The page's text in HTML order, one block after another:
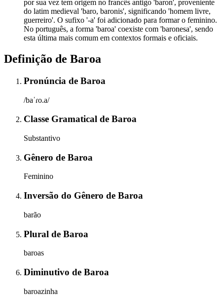
por sua vez tem origem no francês antigo 'baron', proveniente
do latim medieval 'baro, baronis', significando 'homem livre,
guerreiro'. O sufixo '-a' foi adicionado para formar o feminino.
No português, a forma 'baroa' coexiste com 'baronesa', sendo
esta última mais comum em contextos formais e oficiais.
Definição de Baroa
Pronúncia de Baroa
/baˈɾo.a/
Classe Gramatical de Baroa
Substantivo
Gênero de Baroa
Feminino
Inversão do Gênero de Baroa
barão
Plural de Baroa
baroas
Diminutivo de Baroa
baroazinha